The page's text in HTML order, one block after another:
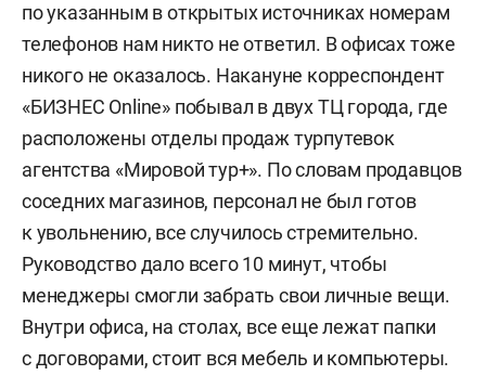
по указанным в открытых источниках номерам
телефонов нам никто не ответил. В офисах тоже
никого не оказалось. Накануне корреспондент
«БИЗНЕС Online» побывал в двух ТЦ города, где
расположены отделы продаж турпутевок
агентства «Мировой тур+». По словам продавцов
соседних магазинов, персонал не был готов
к увольнению, все случилось стремительно.
Руководство дало всего 10 минут, чтобы
менеджеры смогли забрать свои личные вещи.
Внутри офиса, на столах, все еще лежат папки
с договорами, стоит вся мебель и компьютеры.